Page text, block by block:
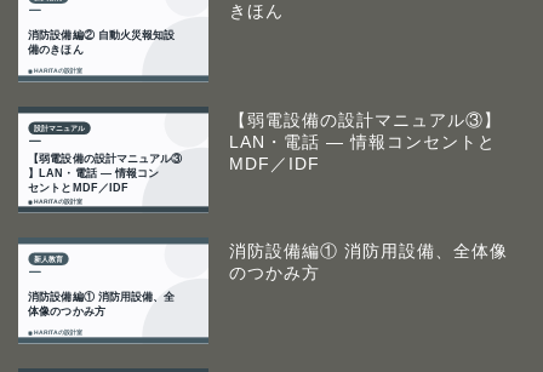
きほん
【弱電設備の設計マニュアル③】
LAN・電話 ― 情報コンセントと
MDF／IDF
消防設備編① 消防用設備、全体像
のつかみ方